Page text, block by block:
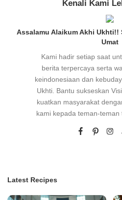
Kenali Kami
Assalamu Alaikum Akhi Ukhti!!
Umat
Kami hadir setiap saat
berita terpercaya serta
keindonesiaan dan
Ukhti. Bantu sukseskan
kuatkan masyarakat
kami kepada teman-teman
Latest Recipes